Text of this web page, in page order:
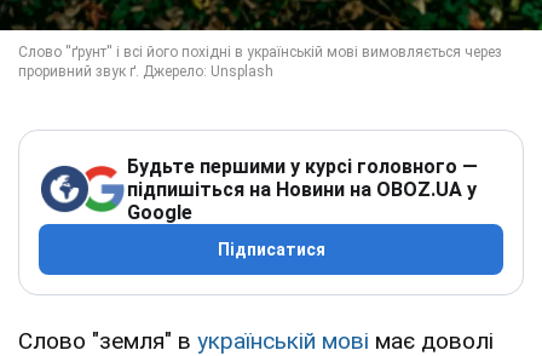
Будьте першими у курсі головного —
підпишіться на Новини на OBOZ.UA у
Google
Підписатися
Слово "земля" в українській мові має доволі